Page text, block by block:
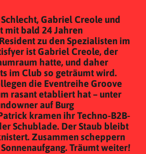
Gabriel Creole und
mit bald 24 Jahren
zu den Spezialisten im
ist Gabriel Creole, der
hatte, und daher
im Club so geträumt wird.
die Eventreihe Groove
rasant etabliert hat – unter
auf Burg
kramen ihr Techno-B2B-
Schublade. Der Staub bleibt
Zusammen scheppern
Träumt weiter!